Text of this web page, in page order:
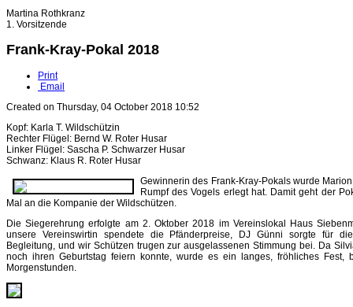
Martina Rothkranz
1. Vorsitzende
Frank-Kray-Pokal 2018
Print
Email
Created on Thursday, 04 October 2018 10:52
Kopf: Karla T. Wildschützin
Rechter Flügel: Bernd W. Roter Husar
Linker Flügel: Sascha P. Schwarzer Husar
Schwanz: Klaus R. Roter Husar
Gewinnerin des Frank-Kray-Pokals wurde
Rumpf des Vogels erlegt hat. Damit geht der
Mal an die Kompanie der Wildschützen.
Die Siegerehrung erfolgte am 2. Oktober 2018 im Vereinslokal Haus
unsere Vereinswirtin spendete die Pfänderpreise, DJ Günni sorgte für
Begleitung, und wir Schützen trugen zur ausgelassenen Stimmung bei. Da
noch ihren Geburtstag feiern konnte, wurde es ein langes, fröhliches Fest,
Morgenstunden.